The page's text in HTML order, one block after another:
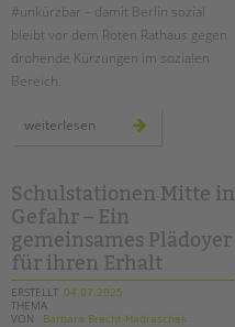
#unkürzbar – damit Berlin sozial
bleibt vor dem Roten Rathaus gegen
drohende Kürzungen im sozialen
Bereich.
weiterlesen
#unkürzbar:
der
sozialen
infrastruktur
–
auch
an
schulen!
Schulstationen Mitte in
Gefahr – Ein
gemeinsames Plädoyer
für ihren Erhalt
ERSTELLT 04.07.2025
THEMA
VON
Barbara Brecht-Hadraschek